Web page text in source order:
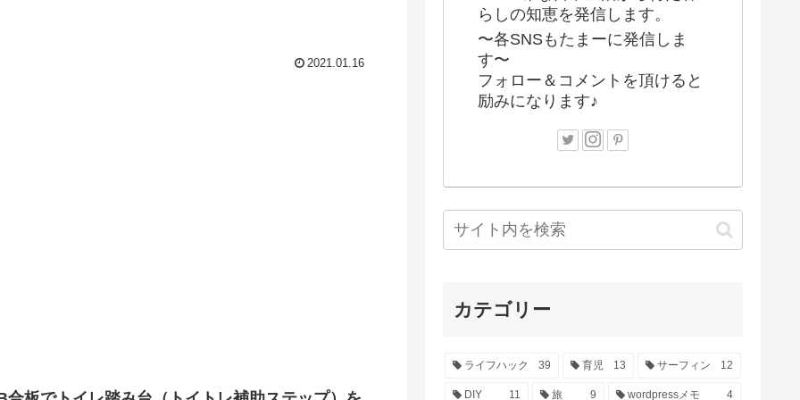
2021.01.16
らしの知恵を発信します。
〜各SNSもたまーに発信しま
す〜
フォロー＆コメントを頂けると
励みになります♪
カテゴリー
ライフハック 39 育児 13 サーフィン 12
DIY 11 旅 9 wordpressメモ 4